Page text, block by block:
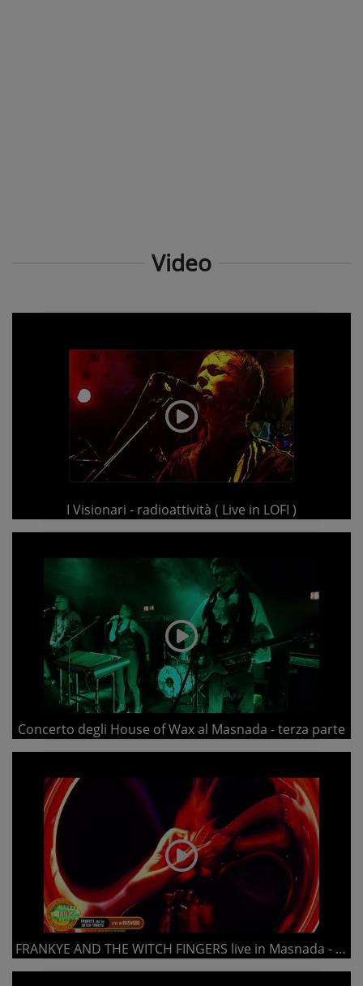
Video
I Visionari - radioattività ( Live in LOFI )
Concerto degli House of Wax al Masnada - terza parte
FRANKYE AND THE WITCH FINGERS live in Masnada - part 2